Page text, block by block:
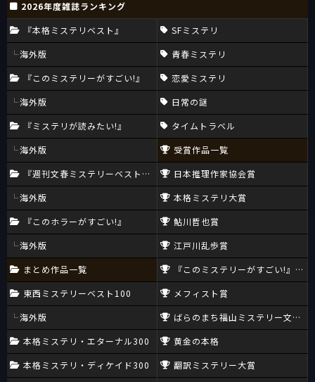
2026年度雑誌ランキング
『本格ミステリベスト』
海外版
『このミステリーがすごい!』
海外版
『ミステリが読みたい!』
海外版
『週刊文春ミステリーベスト10』
海外版
『このホラーがすごい!』
海外版
まとめ作品一覧
東西ミステリーベスト100
海外版
本格ミステリ・エターナル300
本格ミステリ・ディケイド300
SFミステリ
青春ミステリ
恋愛ミステリ
日常の謎
タイムトラベル
受賞作品一覧
日本推理作家協会賞
本格ミステリ大賞
鮎川哲也賞
江戸川乱歩賞
『このミステリーがすごい!』大賞
メフィスト賞
ばらのまち福山ミステリー文学新
黄金の本格
翻訳ミステリー大賞